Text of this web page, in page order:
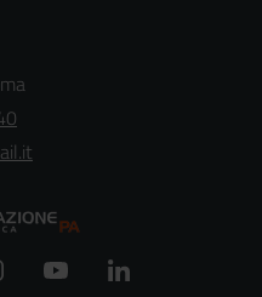
Instagram YouTube